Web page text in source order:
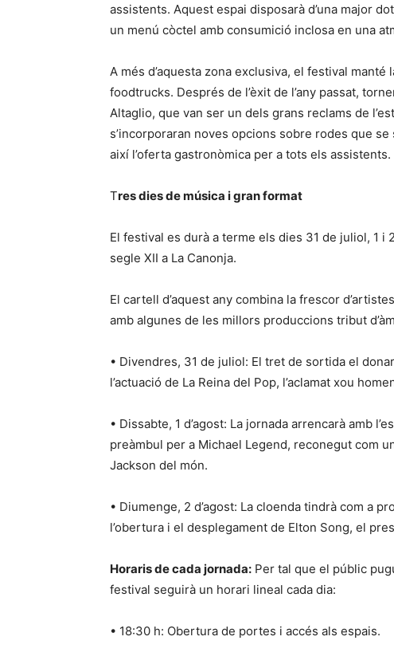
assistents. Aquest espai disposarà d’una major
un menú còctel amb consumició inclosa en una
A més d’aquesta zona exclusiva, el festival
foodtrucks. Després de l’èxit de l’any passat,
Altaglio, que van ser un dels grans reclams de
s’incorporaran noves opcions sobre rodes que
així l’oferta gastronòmica per a tots els assistents.
Tres dies de música i gran format
El festival es durà a terme els dies 31 de juliol, 1 i
segle XII a La Canonja.
El cartell d’aquest any combina la frescor
amb algunes de les millors produccions tribut
• Divendres, 31 de juliol: El tret de sortida el
l’actuació de La Reina del Pop, l’aclamat xou
• Dissabte, 1 d’agost: La jornada arrencarà amb
preàmbul per a Michael Legend, reconegut com
Jackson del món.
• Diumenge, 2 d’agost: La cloenda tindrà com a
l’obertura i el desplegament de Elton Song, el
Horaris de cada jornada: Per tal que el públic
festival seguirà un horari lineal cada dia:
• 18:30 h: Obertura de portes i accés als espais.